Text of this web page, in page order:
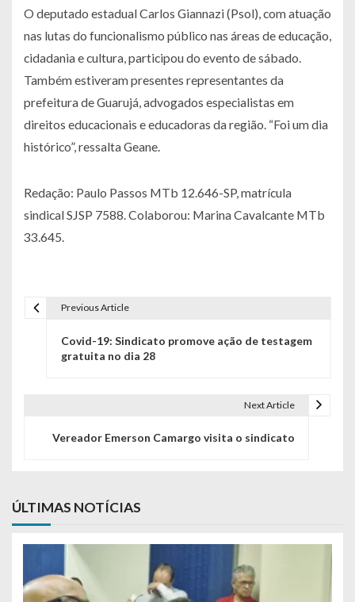
O deputado estadual Carlos Giannazi (Psol), com atuação
nas lutas do funcionalismo público nas áreas de educação,
cidadania e cultura, participou do evento de sábado.
Também estiveram presentes representantes da
prefeitura de Guarujá, advogados especialistas em
direitos educacionais e educadoras da região. “Foi um dia
histórico”, ressalta Geane.
Redação: Paulo Passos MTb 12.646-SP, matrícula
sindical SJSP 7588. Colaborou: Marina Cavalcante MTb
33.645.
Previous Article
Covid-19: Sindicato promove ação de testagem
gratuita no dia 28
Next Article
Vereador Emerson Camargo visita o sindicato
ÚLTIMAS NOTÍCIAS